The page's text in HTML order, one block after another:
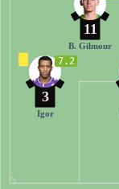
7.2
3
Igor
11
B. Gilmour